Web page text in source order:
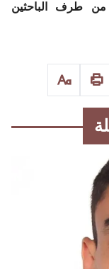
من طرف الباحثين